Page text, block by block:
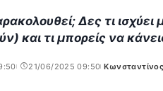
Δες τι ισχύει
και τι μπορείς να
21/06/2025 09:50
Posted